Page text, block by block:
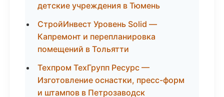
детские учреждения в Тюмень
СтройИнвест Уровень Solid —
Капремонт и перепланировка
помещений в Тольятти
Техпром ТехГрупп Ресурс —
Изготовление оснастки, пресс-форм
и штампов в Петрозаводск